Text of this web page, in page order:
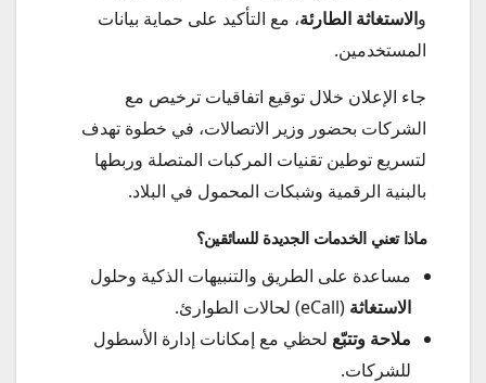
والاستغاثة الطارئة، مع التأكيد على حماية بيانات
المستخدمين.
جاء الإعلان خلال توقيع اتفاقيات ترخيص مع
الشركات بحضور وزير الاتصالات، في خطوة تهدف
لتسريع توطين تقنيات المركبات المتصلة وربطها
بالبنية الرقمية وشبكات المحمول في البلاد.
ماذا تعني الخدمات الجديدة للسائقين؟
مساعدة على الطريق والتنبيهات الذكية وحلول
الاستغاثة (eCall) لحالات الطوارئ.
ملاحة وتتبّع لحظي مع إمكانات إدارة الأسطول
للشركات.